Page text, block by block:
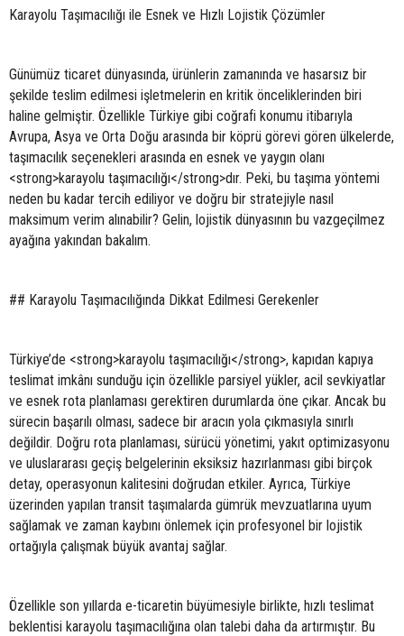
Karayolu Taşımacılığı ile Esnek ve Hızlı Lojistik Çözümler
Günümüz ticaret dünyasında, ürünlerin zamanında ve hasarsız bir
şekilde teslim edilmesi işletmelerin en kritik önceliklerinden biri
haline gelmiştir. Özellikle Türkiye gibi coğrafi konumu itibarıyla
Avrupa, Asya ve Orta Doğu arasında bir köprü görevi gören ülkelerde,
taşımacılık seçenekleri arasında en esnek ve yaygın olanı
<strong>karayolu taşımacılığı</strong>dır. Peki, bu taşıma yöntemi
neden bu kadar tercih ediliyor ve doğru bir stratejiyle nasıl
maksimum verim alınabilir? Gelin, lojistik dünyasının bu vazgeçilmez
ayağına yakından bakalım.
## Karayolu Taşımacılığında Dikkat Edilmesi Gerekenler
Türkiye’de <strong>karayolu taşımacılığı</strong>, kapıdan kapıya
teslimat imkânı sunduğu için özellikle parsiyel yükler, acil sevkiyatlar
ve esnek rota planlaması gerektiren durumlarda öne çıkar. Ancak bu
sürecin başarılı olması, sadece bir aracın yola çıkmasıyla sınırlı
değildir. Doğru rota planlaması, sürücü yönetimi, yakıt optimizasyonu
ve uluslararası geçiş belgelerinin eksiksiz hazırlanması gibi birçok
detay, operasyonun kalitesini doğrudan etkiler. Ayrıca, Türkiye
üzerinden yapılan transit taşımalarda gümrük mevzuatlarına uyum
sağlamak ve zaman kaybını önlemek için profesyonel bir lojistik
ortağıyla çalışmak büyük avantaj sağlar.
Özellikle son yıllarda e-ticaretin büyümesiyle birlikte, hızlı teslimat
beklentisi karayolu taşımacılığına olan talebi daha da artırmıştır. Bu